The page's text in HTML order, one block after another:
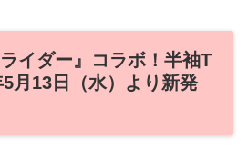
イダー』コラボ！半袖T
月13日（水）より新発